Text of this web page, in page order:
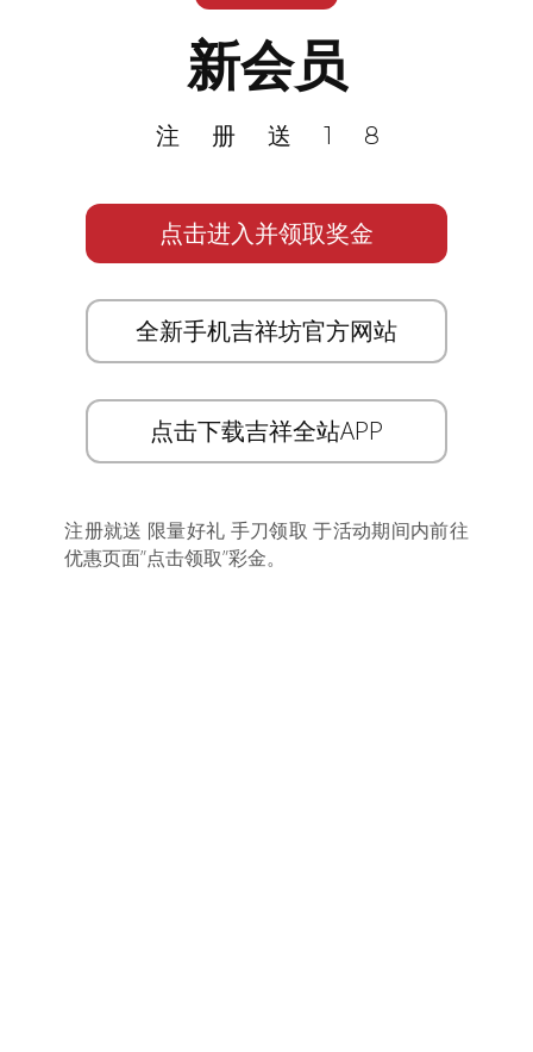
新会员
注册送18
点击进入并领取奖金
全新手机吉祥坊官方网站
点击下载吉祥全站APP
注册就送 限量好礼 手刀领取 于活动期间内前往
优惠页面”点击领取”彩金。